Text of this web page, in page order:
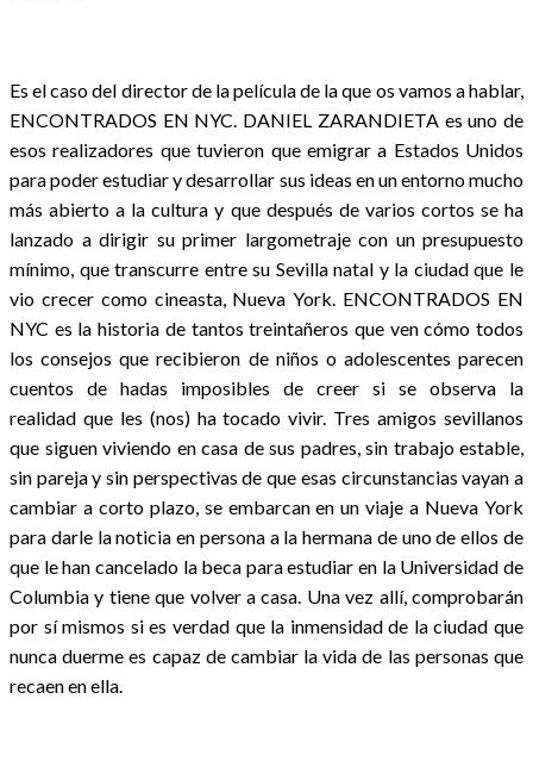
Es el caso del director de la película de la que os vamos a hablar,
ENCONTRADOS EN NYC. DANIEL ZARANDIETA es uno de
esos realizadores que tuvieron que emigrar a Estados Unidos
para poder estudiar y desarrollar sus ideas en un entorno mucho
más abierto a la cultura y que después de varios cortos se ha
lanzado a dirigir su primer largometraje con un presupuesto
mínimo, que transcurre entre su Sevilla natal y la ciudad que le
vio crecer como cineasta, Nueva York. ENCONTRADOS EN
NYC es la historia de tantos treintañeros que ven cómo todos
los consejos que recibieron de niños o adolescentes parecen
cuentos de hadas imposibles de creer si se observa la
realidad que les (nos) ha tocado vivir. Tres amigos sevillanos
que siguen viviendo en casa de sus padres, sin trabajo estable,
sin pareja y sin perspectivas de que esas circunstancias vayan a
cambiar a corto plazo, se embarcan en un viaje a Nueva York
para darle la noticia en persona a la hermana de uno de ellos de
que le han cancelado la beca para estudiar en la Universidad de
Columbia y tiene que volver a casa. Una vez allí, comprobarán
por sí mismos si es verdad que la inmensidad de la ciudad que
nunca duerme es capaz de cambiar la vida de las personas que
recaen en ella.